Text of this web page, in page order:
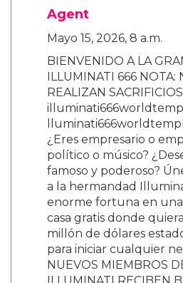
Agent
Mayo 15, 2026, 8 a.m.
BIENVENIDO A LA
ILLUMINATI 666 NOTA:
REALIZAN
¿Eres empresario o
político o músico?
famoso y poderoso?
a la hermandad
enorme fortuna en una
casa gratis donde
millón de dólares
para iniciar cualquier
NUEVOS MIEMBROS